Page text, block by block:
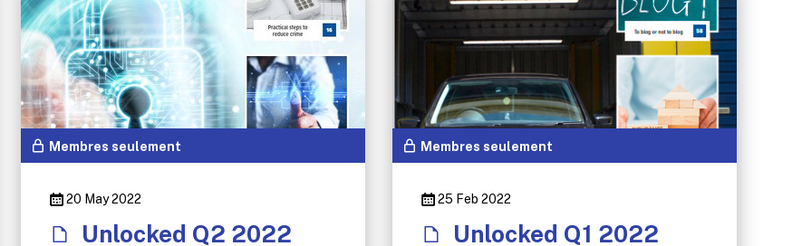
Membres seulement
20 May 2022
Unlocked Q2 2022
Membres seulement
25 Feb 2022
Unlocked Q1 2022